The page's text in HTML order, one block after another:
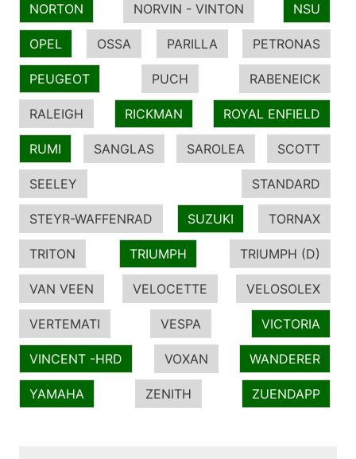
NORTON NORVIN - VINTON NSU
OPEL OSSA PARILLA PETRONAS
PEUGEOT PUCH RABENEICK
RALEIGH RICKMAN ROYAL ENFIELD
RUMI SANGLAS SAROLEA SCOTT
SEELEY STANDARD
STEYR-WAFFENRAD SUZUKI TORNAX
TRITON TRIUMPH TRIUMPH (D)
VAN VEEN VELOCETTE VELOSOLEX
VERTEMATI VESPA VICTORIA
VINCENT -HRD VOXAN WANDERER
YAMAHA ZENITH ZUENDAPP